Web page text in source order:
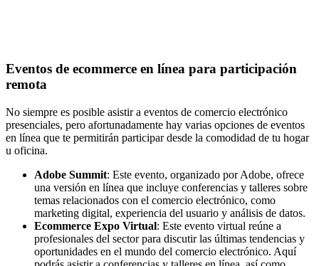
Eventos de ecommerce en línea para participación
remota
No siempre es posible asistir a eventos de comercio electrónico
presenciales, pero afortunadamente hay varias opciones de eventos
en línea que te permitirán participar desde la comodidad de tu hogar
u oficina.
Adobe Summit: Este evento, organizado por Adobe, ofrece
una versión en línea que incluye conferencias y talleres sobre
temas relacionados con el comercio electrónico, como
marketing digital, experiencia del usuario y análisis de datos.
Ecommerce Expo Virtual: Este evento virtual reúne a
profesionales del sector para discutir las últimas tendencias y
oportunidades en el mundo del comercio electrónico. Aquí